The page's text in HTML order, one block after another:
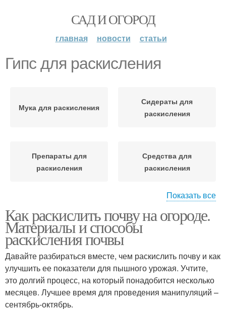
САД И ОГОРОД
главная новости статьи
Гипс для раскисления
Мука для раскисления
Сидераты для
раскисления
Препараты для
раскисления
Средства для
раскисления
раскисления
Показать все
Как раскислить почву на огороде.
Материалы и способы
раскисления почвы
Давайте разбираться вместе, чем раскислить почву и как
улучшить ее показатели для пышного урожая. Учтите,
это долгий процесс, на который понадобится несколько
месяцев. Лучшее время для проведения манипуляций –
сентябрь-октябрь.